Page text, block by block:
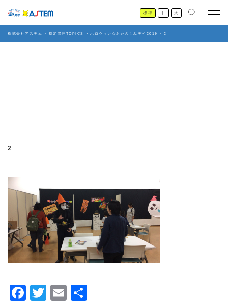
標準 中 大
株式会社アステム > 指定管理TOPICS > ハロウィン☆おたのしみデイ2019 > 2
2
Facebook
Twitter
Email